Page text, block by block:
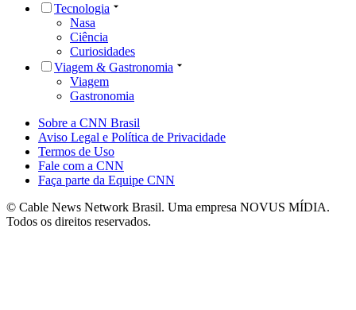
Tecnologia
Nasa
Ciência
Curiosidades
Viagem & Gastronomia
Viagem
Gastronomia
Sobre a CNN Brasil
Aviso Legal e Política de Privacidade
Termos de Uso
Fale com a CNN
Faça parte da Equipe CNN
© Cable News Network Brasil. Uma empresa NOVUS MÍDIA.
Todos os direitos reservados.